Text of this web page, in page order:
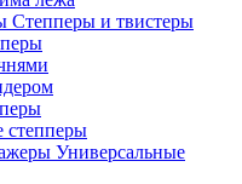
Степперы и твистеры
степперы
Универсальные